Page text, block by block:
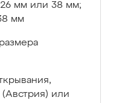
26 мм или 38 мм;
мм
(Австрия) или